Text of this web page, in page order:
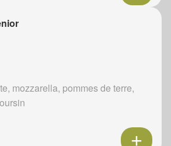
mozzarella, pommes de terre,